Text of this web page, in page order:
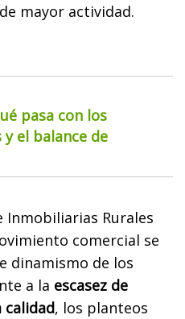
mayor actividad.
pasa con los
el balance de
Inmobiliarias Rurales
comercial se
dinamismo de los
a la escasez de
calidad, los planteos